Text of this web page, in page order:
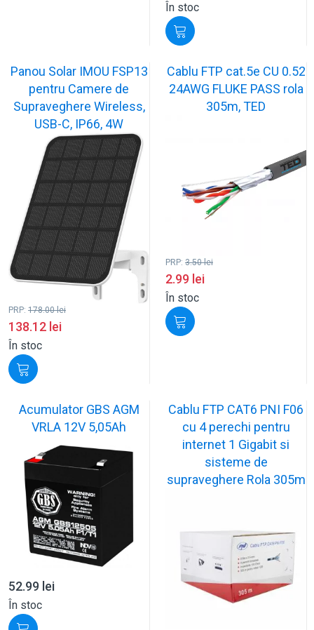
În stoc
Panou Solar IMOU FSP13
pentru Camere de
Supraveghere Wireless,
USB-C, IP66, 4W
PRP: 178.00lei
138.12 lei
În stoc
Cablu FTP cat.5e CU 0.52
24AWG FLUKE PASS rola
305m, TED
PRP: 3.50lei
2.99 lei
În stoc
Acumulator GBS AGM
VRLA 12V 5,05Ah
52.99 lei
În stoc
Cablu FTP CAT6 PNI F06
cu 4 perechi pentru
internet 1 Gigabit si
sisteme de
supraveghere Rola 305m